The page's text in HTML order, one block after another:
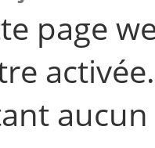
page